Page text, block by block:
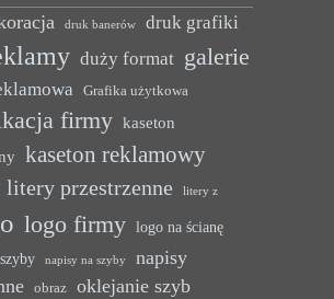
druk banerów druk grafiki
duży format galerie
Grafika użytkowa
firmy kaseton
kaseton reklamowy
litery przestrzenne litery z
logo firmy logo na ścianę
napisy na szyby
napisy
obraz oklejanie szyb